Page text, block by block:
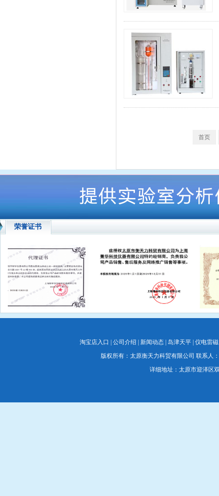
首页
荣誉证书
淘宝店入口 公司介绍 新闻动态| 岛津天平| 仪电雷磁
版权所有：太原衡天力科贸有限公司 联系人：
详细地址：太原市迎泽区